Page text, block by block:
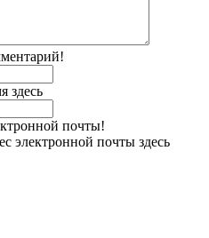
здесь
почты!
электронной почты здесь